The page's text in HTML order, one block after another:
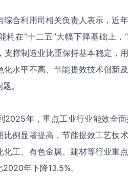
综合利用司相关负责人表示，近
耗在“十二五”大幅下降基础上
支撑制造业比重保持基本稳定，
化水平不高、节能提效技术创新
。
2025年，重点工业行业能效全
比例显著提高，节能提效工艺技
化工、有色金属、建材等行业重
年下降13.5%。